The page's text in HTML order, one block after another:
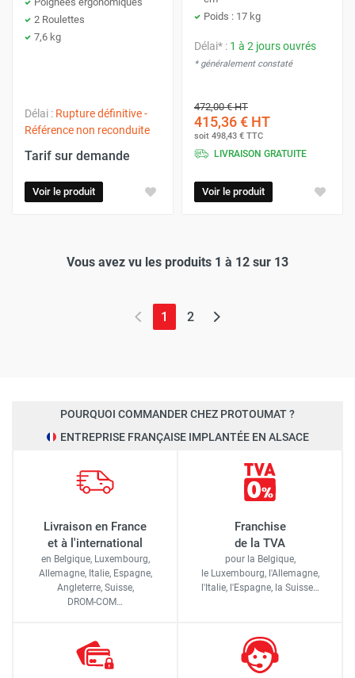
2 Roulettes
7,6 kg
Délai : Rupture définitive -
Référence non reconduite
Tarif sur demande
Voir le produit
Poids : 17 kg
Délai* : 1 à 2 jours ouvrés
* généralement constaté
472,00 €HT
415,36 € HT
soit 498,43 € TTC
LIVRAISON GRATUITE
Voir le produit
Vous avez vu les produits 1 à 12 sur 13
1 (page actuelle)
2
POURQUOI COMMANDER CHEZ PROTOUMAT ?
ENTREPRISE FRANÇAISE IMPLANTÉE EN ALSACE
Livraison en France
et à l'international
en Belgique, Luxembourg,
Allemagne, Italie, Espagne,
Angleterre, Suisse,
DROM-COM…
Franchise
de la TVA
pour la Belgique,
le Luxembourg, l'Allemagne,
l'Italie, l'Espagne, la Suisse…